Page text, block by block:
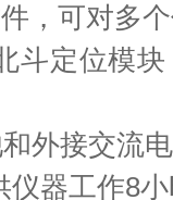
，可对多
斗定位模
外接交流
仪器工作8